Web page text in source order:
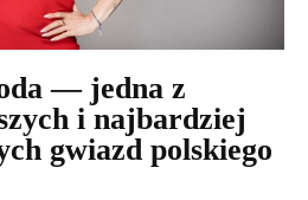
— jedna z
i najbardziej
gwiazd polskiego